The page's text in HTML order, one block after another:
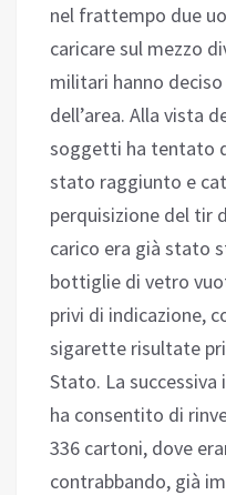
nel frattempo due
caricare sul mezzo
militari hanno
dell’area. Alla vista
soggetti ha tentato
stato raggiunto e
perquisizione del tir
carico era già stato
bottiglie di vetro
privi di indicazione,
sigarette risultate
Stato. La successiva
ha consentito di
336 cartoni, dove
contrabbando, già